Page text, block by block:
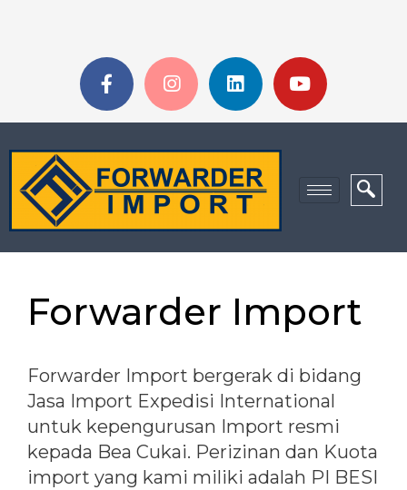
Forwarder Import
Forwarder Import bergerak di bidang
Jasa Import Expedisi International
untuk kepengurusan Import resmi
kepada Bea Cukai. Perizinan dan Kuota
import yang kami miliki adalah PI BESI